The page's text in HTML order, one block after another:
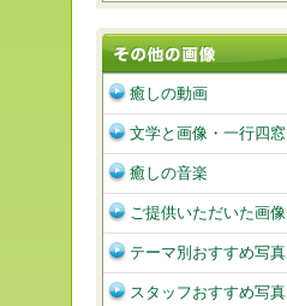
癒しの動画
文学と画像・一行四窓
癒しの音楽
ご提供いただいた画像
テーマ別おすすめ写真
スタッフおすすめ写真